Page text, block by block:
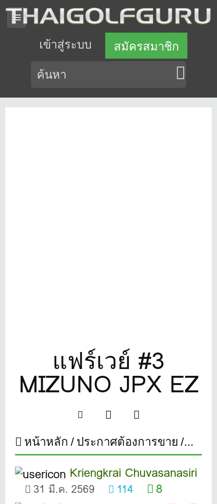
เข้าสู่ระบบ สมัครสมาชิก
แฟร์เวย์ #3
MIZUNO JPX EZ
หน้าหลัก ประกาศต้องการขาย แฟร์
Kriengkrai Chuvasanasiri
31 มี.ค. 2569 114 8